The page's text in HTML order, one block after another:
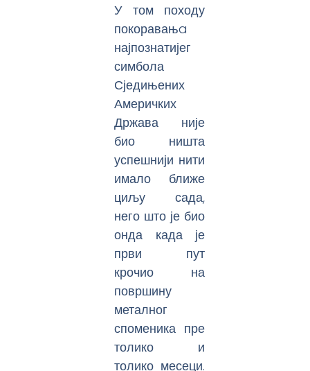
У том походу
покоравањa
најпознатијег
симбола
Сједињених
Америчких
Држава није
био ништа
успешнији нити
имало ближе
циљу сада,
него што је био
онда када је
први пут
крочио на
површину
металног
споменика пре
толико и
толико месеци.